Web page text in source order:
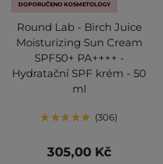
DOPORUČENO KOSMETOLOGY
Round Lab - Birch Juice
Moisturizing Sun Cream
SPF50+ PA++++ -
Hydratační SPF krém - 50
ml
306
305,00 Kč